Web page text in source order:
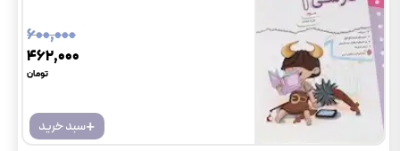
+سبد خرید
۶۰۰٬۰۰۰
۴۶۲٬۰۰۰
تومان